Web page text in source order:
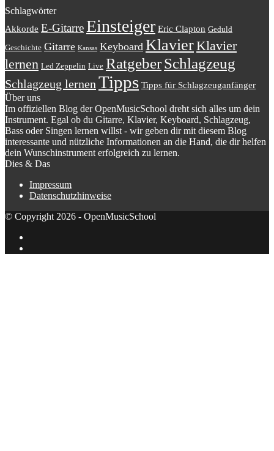
Schlagwörter
Akkorde E-GitarreEinsteiger Eric Clapton Geduld
Geschichte Gitarre Kansas Keyboard KlavierKlavier
lernen Led Zeppelin Live RatgeberSchlagzeug
Schlagzeug lernen Tipps Tipps für Schlagzeuganfänger
Über uns
Im offiziellen Blog der OpenMusicSchool dreht sich alles um dein
Instrument. Egal ob du Gitarre, Klavier, Keyboard, Schlagzeug,
Bass oder Singen lernen willst - wir geben dir mit diesem Blog
interessante und nützliche Informationen an die Hand, die dir helfen
dein Wunschinstrument erfolgreich zu lernen.
Dies & Das
Impressum
Datenschutzhinweise
© Copyright 2026 - OpenMusicSchool